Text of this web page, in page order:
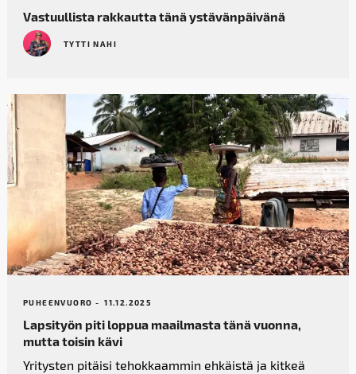
Vastuullista rakkautta tänä ystävänpäivänä
TYTTI NAHI
PUHEENVUORO - 11.12.2025
Lapsityön piti loppua maailmasta tänä vuonna,
mutta toisin kävi
Yritysten pitäisi tehokkaammin ehkäistä ja kitkeä